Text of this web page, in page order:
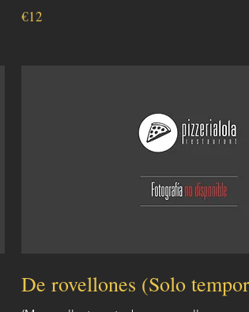
€12
De rovellones (Solo